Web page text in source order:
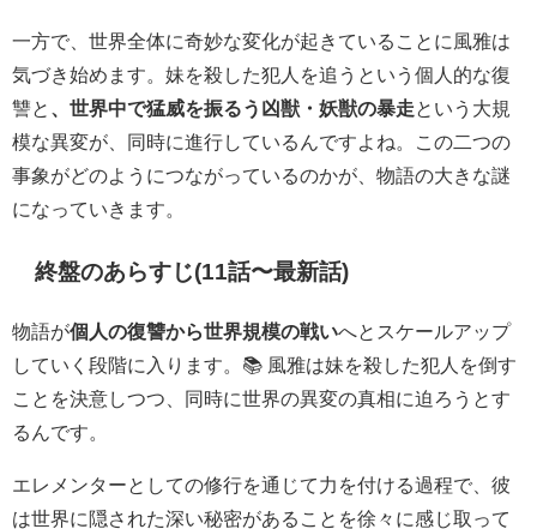
一方で、世界全体に奇妙な変化が起きていることに風雅は
気づき始めます。妹を殺した犯人を追うという個人的な復
讐と 、世界中で猛威を振るう凶獣・妖獣の暴走という大規
模な異変が、同時に進行しているんですよね。この二つの
事象がどのようにつながっているのかが、物語の大きな謎
になっていきます。
終盤のあらすじ(11話〜最新話)
物語が個人の復讐から世界規模の戦いへとスケールアップ
していく段階に入ります。📚 風雅は妹を殺した犯人を倒す
ことを決意しつつ、同時に世界の異変の真相に迫ろうとす
るんです。
エレメンターとしての修行を通じて力を付ける過程で、彼
は世界に隠された深い秘密があることを徐々に感じ取って